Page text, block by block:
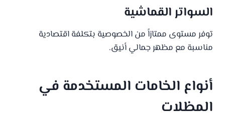
السواتر القماشية
توفر مستوى ممتازاً من الخصوصية بتكلفة اقتصادية
مناسبة مع مظهر جمالي أنيق.
أنواع الخامات المستخدمة في
المظلات